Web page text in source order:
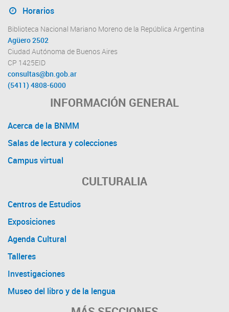
Horarios
Biblioteca Nacional Mariano Moreno de la República Argentina
Agüero 2502
Ciudad Autónoma de Buenos Aires
CP 1425EID
consultas@bn.gob.ar
(5411) 4808-6000
INFORMACIÓN GENERAL
Acerca de la BNMM
Salas de lectura y colecciones
Campus virtual
CULTURALIA
Centros de Estudios
Exposiciones
Agenda Cultural
Talleres
Investigaciones
Museo del libro y de la lengua